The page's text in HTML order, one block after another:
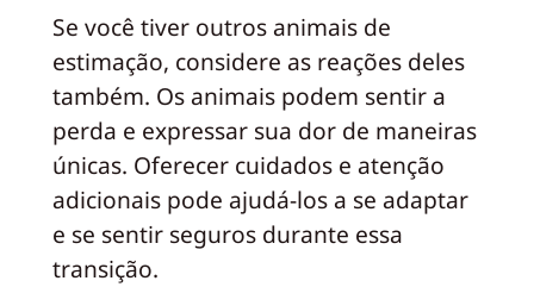
Se você tiver outros animais de
estimação, considere as reações deles
também. Os animais podem sentir a
perda e expressar sua dor de maneiras
únicas. Oferecer cuidados e atenção
adicionais pode ajudá-los a se adaptar
e se sentir seguros durante essa
transição.